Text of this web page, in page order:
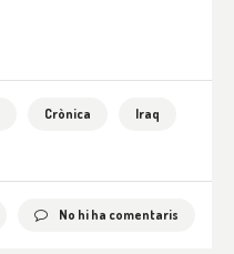
Crònica
Iraq
No hi ha comentaris